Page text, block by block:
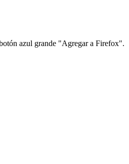
azul grande "Agregar a Firefox".